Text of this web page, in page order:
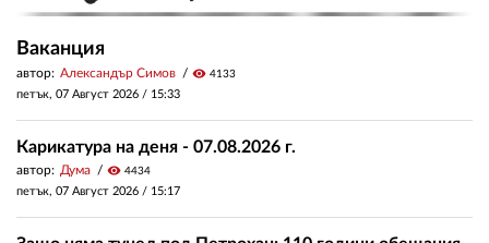
Ваканция
автор: Александър Симов visibility 4133
петък, 07 Август 2026 / 15:33
Карикатура на деня - 07.08.2026 г.
автор: Дума visibility 4434
петък, 07 Август 2026 / 15:17